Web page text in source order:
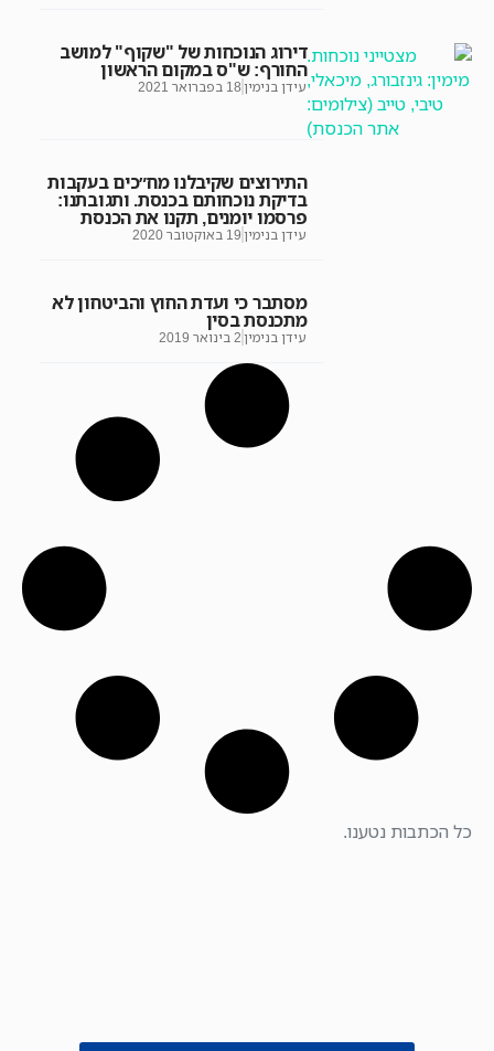
דירוג הנוכחות של "שקוף" למושב
החורף: ש"ס במקום הראשון
עידן בנימין 18 בפברואר 2021
התירוצים שקיבלנו מח״כים בעקבות
בדיקת נוכחותם בכנסת. ותגובתנו:
פרסמו יומנים, תקנו את הכנסת
עידן בנימין 19 באוקטובר 2020
מסתבר כי ועדת החוץ והביטחון לא
מתכנסת בסין
עידן בנימין 2 בינואר 2019
כל הכתבות נטענו.